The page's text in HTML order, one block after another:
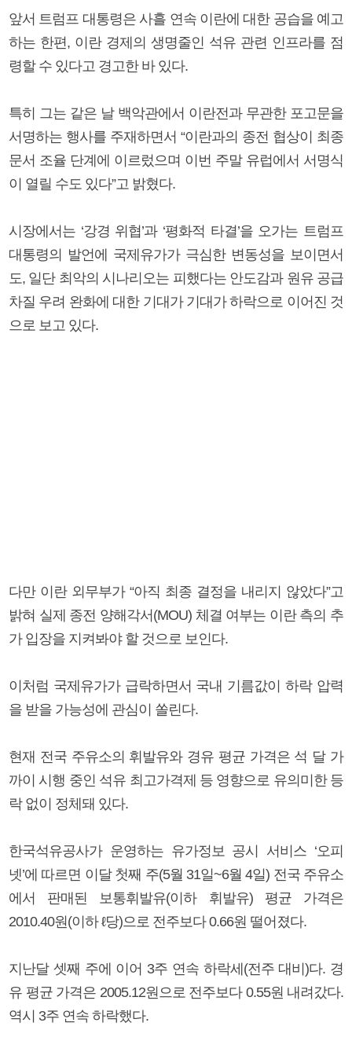
앞서 트럼프 대통령은 사흘 연속 이란에 대한 공습을 예고
하는 한편, 이란 경제의 생명줄인 석유 관련 인프라를 점
령할 수 있다고 경고한 바 있다.
특히 그는 같은 날 백악관에서 이란전과 무관한 포고문을
서명하는 행사를 주재하면서 “이란과의 종전 협상이 최종
문서 조율 단계에 이르렀으며 이번 주말 유럽에서 서명식
이 열릴 수도 있다”고 밝혔다.
시장에서는 ‘강경 위협’과 ‘평화적 타결’을 오가는 트럼프
대통령의 발언에 국제유가가 극심한 변동성을 보이면서
도, 일단 최악의 시나리오는 피했다는 안도감과 원유 공급
차질 우려 완화에 대한 기대가 기대가 하락으로 이어진 것
으로 보고 있다.
다만 이란 외무부가 “아직 최종 결정을 내리지 않았다”고
밝혀 실제 종전 양해각서(MOU) 체결 여부는 이란 측의 추
가 입장을 지켜봐야 할 것으로 보인다.
이처럼 국제유가가 급락하면서 국내 기름값이 하락 압력
을 받을 가능성에 관심이 쏠린다.
현재 전국 주유소의 휘발유와 경유 평균 가격은 석 달 가
까이 시행 중인 석유 최고가격제 등 영향으로 유의미한 등
락 없이 정체돼 있다.
한국석유공사가 운영하는 유가정보 공시 서비스 ‘오피
넷’에 따르면 이달 첫째 주(5월 31일~6월 4일) 전국 주유소
에서 판매된 보통휘발유(이하 휘발유) 평균 가격은
2010.40원(이하 ℓ당)으로 전주보다 0.66원 떨어졌다.
지난달 셋째 주에 이어 3주 연속 하락세(전주 대비)다. 경
유 평균 가격은 2005.12원으로 전주보다 0.55원 내려갔다.
역시 3주 연속 하락했다.